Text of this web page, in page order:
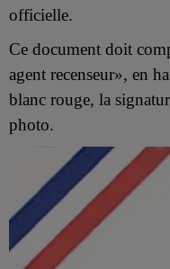
officielle.
Ce document doit
agent recenseur», en
blanc rouge, la
photo.